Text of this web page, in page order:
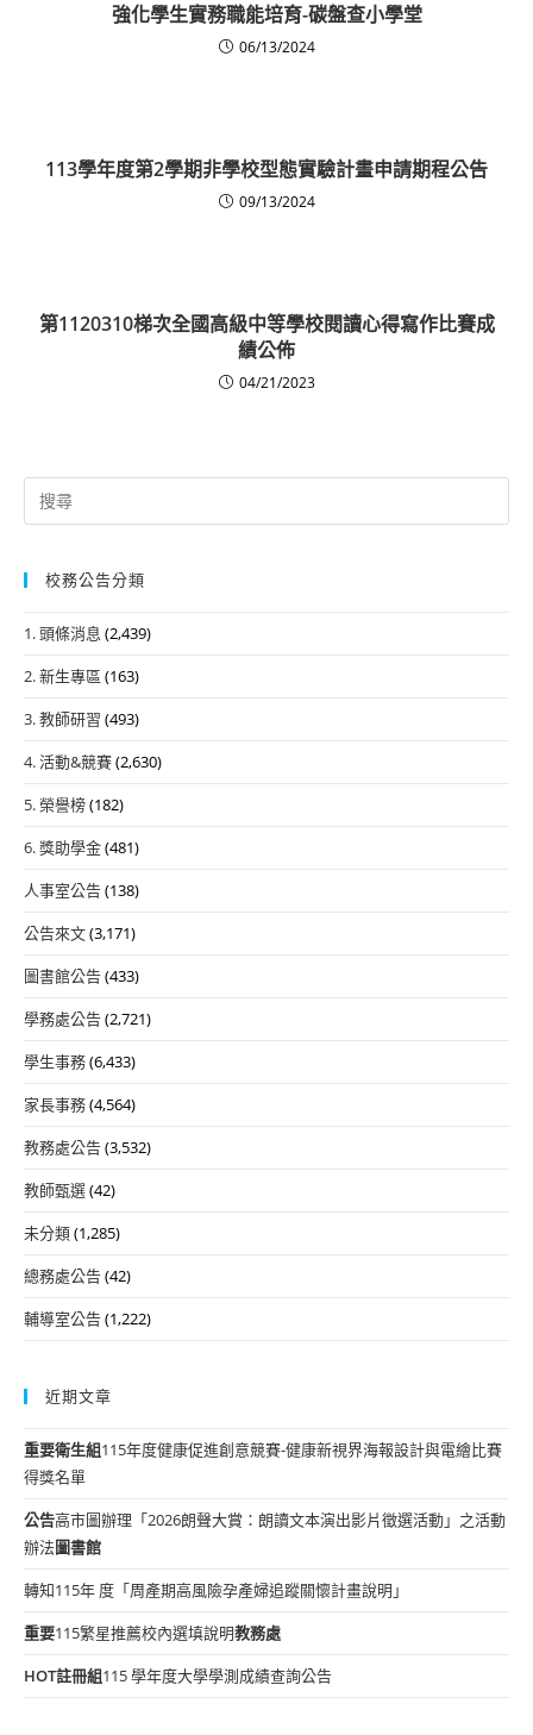
強化學生實務職能培育-碳盤查小學堂
06/13/2024
113學年度第2學期非學校型態實驗計畫申請期程公告
09/13/2024
第1120310梯次全國高級中等學校閱讀心得寫作比賽成
績公佈
04/21/2023
Search
for:
校務公告分類
1. 頭條消息 (2,439)
2. 新生專區 (163)
3. 教師研習 (493)
4. 活動&競賽(2,630)
5. 榮譽榜(182)
6. 獎助學金(481)
人事室公告(138)
公告來文(3,171)
圖書館公告(433)
學務處公告(2,721)
學生事務(6,433)
家長事務(4,564)
教務處公告(3,532)
教師甄選(42)
未分類(1,285)
總務處公告(42)
輔導室公告(1,222)
近期文章
重要衛生組115年度健康促進創意競賽-健康新視界海報設計與電繪比賽
得獎名單
公告高市圖辦理「2026朗聲大賞：朗讀文本演出影片徵選活動」之活動
辦法圖書館
轉知115年 度「周產期高風險孕產婦追蹤關懷計畫說明」
重要115繁星推薦校內選填說明教務處
HOT註冊組115 學年度大學學測成績查詢公告